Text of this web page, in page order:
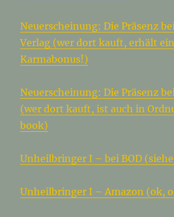
Neuerscheinung: Die Präsenz
Verlag (wer dort kauft, erhält
Karmabonus!)
Neuerscheinung: Die Präsenz
(wer dort kauft, ist auch in
book)
Unheilbringer I – bei BOD
Unheilbringer I – Amazon (ok,